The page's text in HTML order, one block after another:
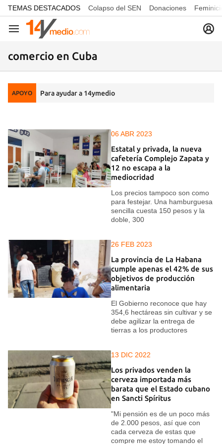
common.go-to-content
TEMAS DESTACADOS Colapso del SEN Donaciones
Navegación
comercio en Cuba
APOYO Para ayudar a 14ymedio
06 ABR 2023
Estatal y privada, la nueva
cafetería Complejo Zapata y
12 no escapa a la
mediocridad
Los precios tampoco son como
para festejar. Una hamburguesa
sencilla cuesta 150 pesos y la
doble, 300
26 FEB 2023
La provincia de La Habana
cumple apenas el 42% de sus
objetivos de producción
alimentaria
El Gobierno reconoce que hay
354,6 hectáreas sin cultivar y se
debe agilizar la entrega de
tierras a los productores
13 DIC 2022
Los privados venden la
cerveza importada más
barata que el Estado cubano
en Sancti Spíritus
"Mi pensión es de un poco más
de 2.000 pesos, así que con
cada cerveza de estas que
compre me estoy tomando el